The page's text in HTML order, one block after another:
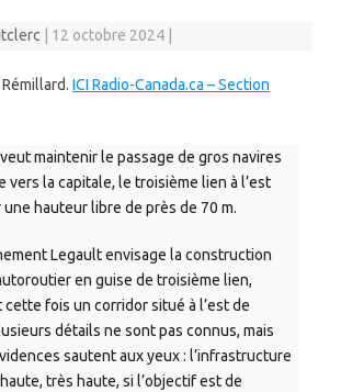
12 octobre 2024
ICI Radio-Canada.ca – Section
maintenir le passage de gros navires
vers la capitale, le troisième lien à l’est
une hauteur libre de près de 70 m.
Legault envisage la construction
en guise de troisième lien,
fois un corridor situé à l’est de
détails ne sont pas connus, mais
sautent aux yeux : l’infrastructure
très haute, si l’objectif est de